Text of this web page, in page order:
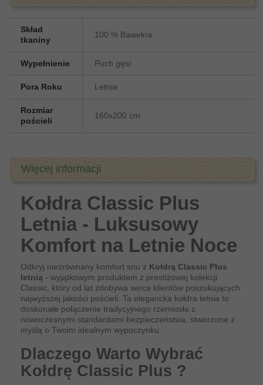
Skład
tkaniny
100 % Bawełna
Wypełnienie Puch gęsi
Pora Roku Letnia
Rozmiar
pościeli
160x200 cm
Więcej informacji
Kołdra Classic Plus
Letnia - Luksusowy
Komfort na Letnie Noce
Odkryj niezrównany komfort snu z Kołdrą Classic Plus
letnią - wyjątkowym produktem z prestiżowej kolekcji
Classic, który od lat zdobywa serca klientów poszukujących
najwyższej jakości pościeli. Ta elegancka kołdra letnia to
doskonałe połączenie tradycyjnego rzemiosła z
nowoczesnymi standardami bezpieczeństwa, stworzone z
myślą o Twoim idealnym wypoczynku.
Dlaczego Warto Wybrać
Kołdrę Classic Plus ?